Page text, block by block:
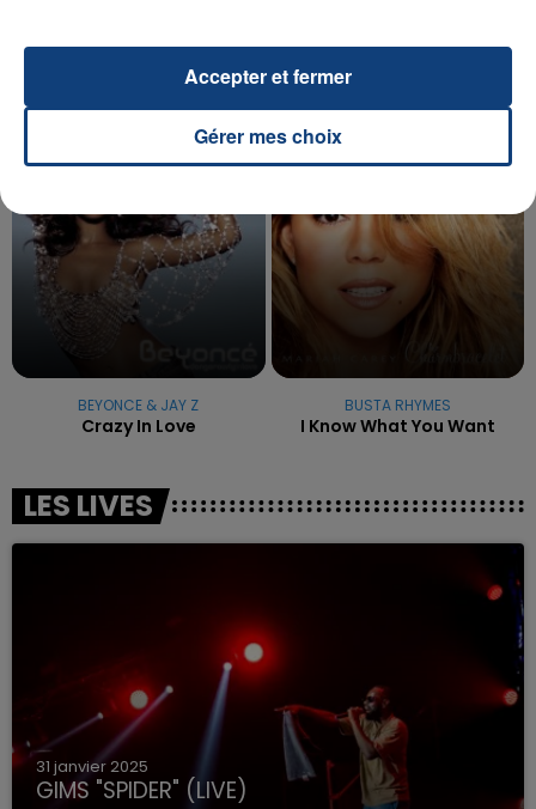
TITRES DIFFUSÉS
22h03
22h03
BEYONCE & JAY Z
Crazy In Love
21h59
21h59
BUSTA RHYMES
I Know What You Want
LES LIVES
31 janvier 2025
GIMS "SPIDER" (LIVE)
Gérer mes choix
Accepter et fermer